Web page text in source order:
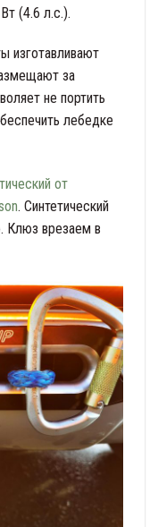
(4.6 л.с.).
изготавливают
за
не портить
лебедке
от
. Синтетический
Клюз врезаем в